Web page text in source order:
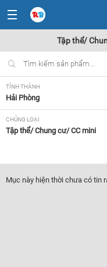
Tập thể/
TỈNH THÀNH
Hải Phòng
CHỦNG LOẠI
Tập thể/ Chung cư/ CC mini
Tất cả
SỐ PHÒNG NGỦ
Mục này hiện thời chưa có tin